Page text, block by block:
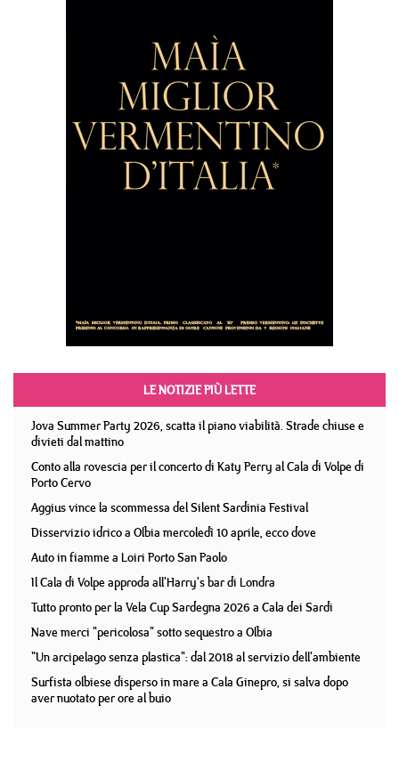
LE NOTIZIE PIÙ LETTE
Jova Summer Party 2026, scatta il piano viabilità. Strade chiuse e
divieti dal mattino
Conto alla rovescia per il concerto di Katy Perry al Cala di Volpe di
Porto Cervo
Aggius vince la scommessa del Silent Sardinia Festival
Disservizio idrico a Olbia mercoledì 10 aprile, ecco dove
Auto in fiamme a Loiri Porto San Paolo
Il Cala di Volpe approda all'Harry's bar di Londra
Tutto pronto per la Vela Cup Sardegna 2026 a Cala dei Sardi
Nave merci "pericolosa" sotto sequestro a Olbia
"Un arcipelago senza plastica": dal 2018 al servizio dell'ambiente
Surfista olbiese disperso in mare a Cala Ginepro, si salva dopo
aver nuotato per ore al buio